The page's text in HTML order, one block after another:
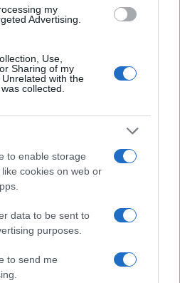
my
Advertising.
Use,
Sharing of my
with the
collected.
to enable storage
cookies on web or
data to be sent to
purposes.
to send me
chiude
sosta contro spaccio e degrado:
come scegliere la
per la casa e l’ufficio
fine di un lungo dolore: storia e
strada che segnò la Gallura
di Berchidda, rischio per